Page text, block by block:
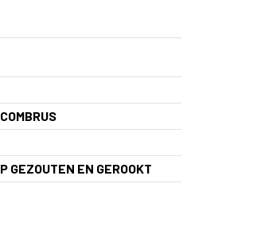
GEZOUTEN EN GEROOKT